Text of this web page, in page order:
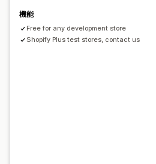
カスタム価格
機能
Free for any development store
Shopify Plus test stores, contact us